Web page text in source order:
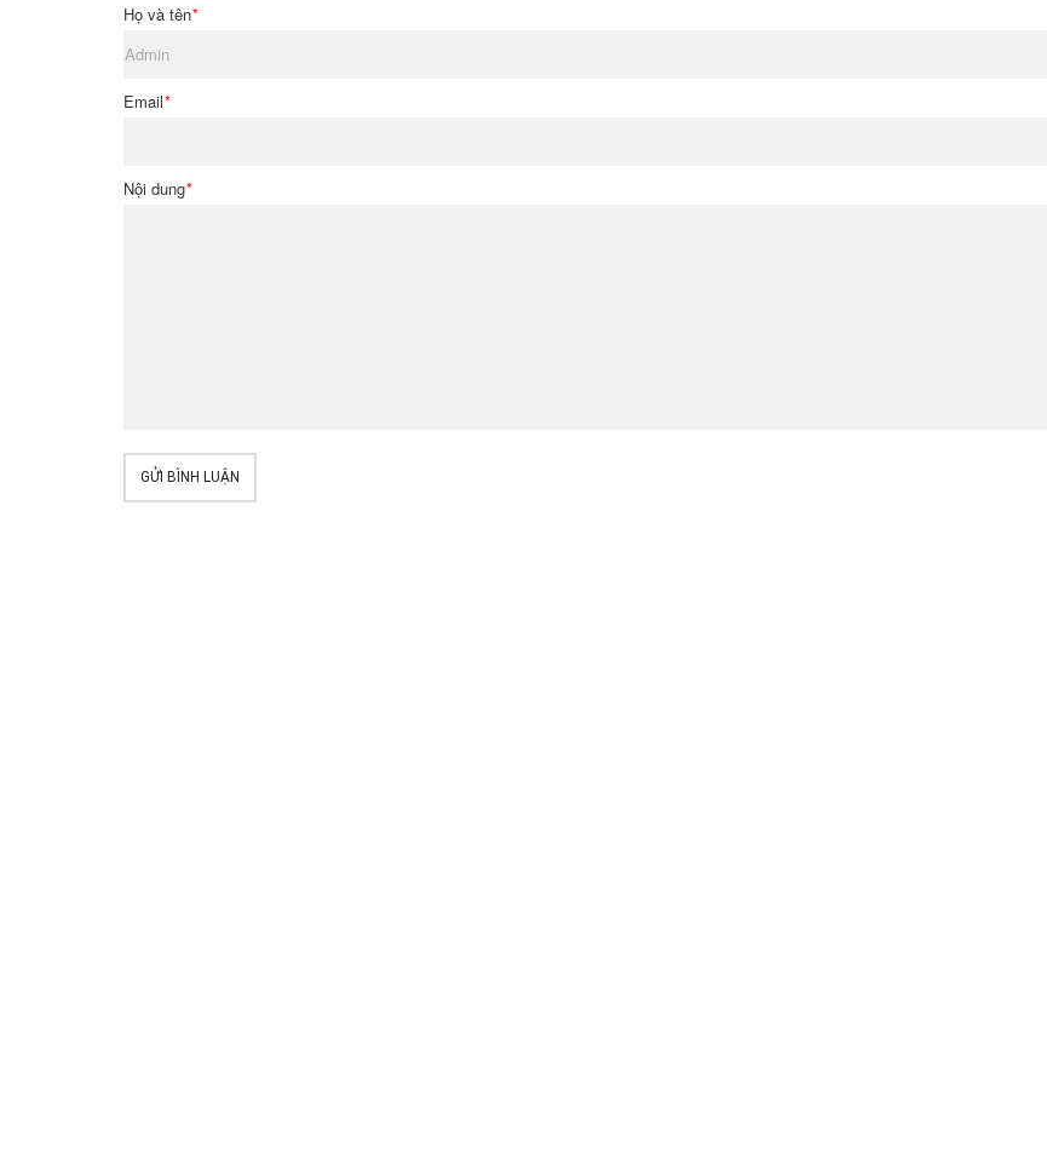
Họ và tên*
Email*
Nội dung*
GỬI BÌNH LUẬN